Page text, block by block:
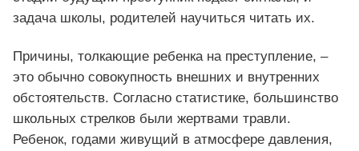
задача школы, родителей научиться читать их.
Причины, толкающие ребенка на преступление, –
это обычно совокупность внешних и внутренних
обстоятельств. Согласно статистике, большинство
школьных стрелков были жертвами травли.
Ребенок, годами живущий в атмосфере давления,